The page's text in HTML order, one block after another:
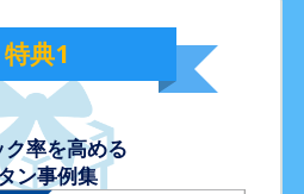
特典1
ク率を高める
ン事例集